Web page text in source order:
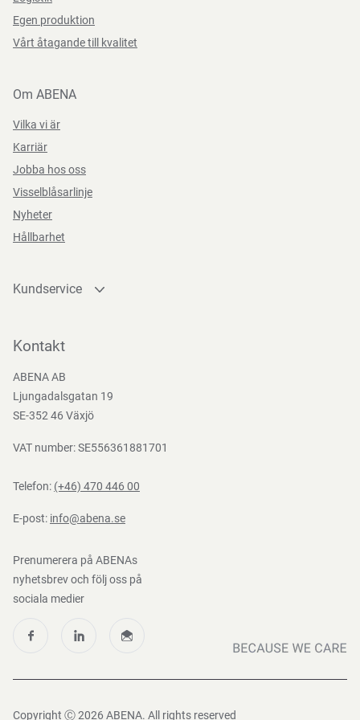
Kan återvinnas eller förbrännas.
Förvaringsinstruktioner
Förvara rent och torrt.
Direktiv, förordningar och lagstiftning
(EU) 2023/988
Egen produktion
Vårt åtagande till kvalitet
Om ABENA
Vilka vi är
Karriär
Jobba hos oss
Visselblåsarlinje
Nyheter
Hållbarhet
Kundservice
Bli kund
Nedladdningar
Kontakt
ABENA AB
Ljungadalsgatan 19
SE-352 46 Växjö
VAT number: SE556361881701
Telefon: (+46) 470 446 00
E-post: info@abena.se
Prenumerera på ABENAs
nyhetsbrev och följ oss på
sociala medier
Copyright Ⓒ 2026 ABENA. All rights reserved